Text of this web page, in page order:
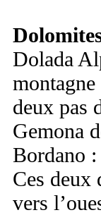
Dolada
deux pas
Gemona
Bordano
Ces deux
vers